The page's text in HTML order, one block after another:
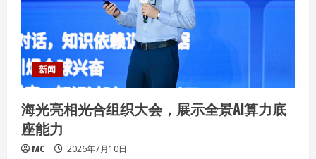
新闻
海光亮相光合组织大会，展示全景AI算力底
座能力
MC 2026年7月10日